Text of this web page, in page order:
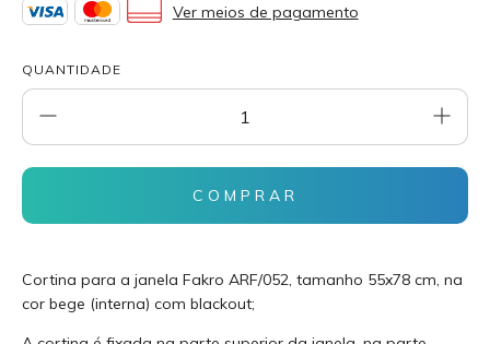
Ver meios de pagamento
QUANTIDADE
Cortina para a janela Fakro ARF/052, tamanho 55x78 cm, na
cor bege (interna) com blackout;